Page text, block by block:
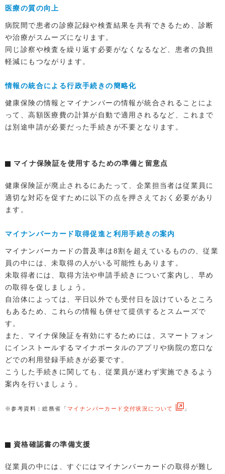
医療の質の向上
病院間で患者の診療記録や検査結果を共有できるため、診断
や治療がスムーズになります。
同じ診察や検査を繰り返す必要がなくなるなど、患者の負担
軽減にもつながります。
情報の統合による行政手続きの簡略化
健康保険の情報とマイナンバーの情報が統合されることによ
って、高額医療費の計算が自動で適用されるなど、これまで
は別途申請が必要だった手続きが不要となります。
マイナ保険証を使用するための準備と留意点
健康保険証が廃止されるにあたって、企業担当者は従業員に
適切な対応を促すために以下の点を押さえておく必要があり
ます。
マイナンバーカード取得促進と利用手続きの案内
マイナンバーカードの普及率は8割を超えているものの、従業
員の中には、未取得の人がいる可能性もあります。
未取得者には、取得方法や申請手続きについて案内し、早め
の取得を促しましょう。
自治体によっては、平日以外でも受付日を設けているところ
もあるため、これらの情報も併せて提供するとスムーズで
す。
また、マイナ保険証を有効にするためには、スマートフォン
にインストールするマイナポータルのアプリや病院の窓口な
どでの利用登録手続きが必要です。
こうした手続きに関しても、従業員が迷わず実施できるよう
案内を行いましょう。
※参考資料：総務省「 マイナンバーカード交付状況について 」
資格確認書の準備支援
従業員の中には、すぐにはマイナンバーカードの取得が難し